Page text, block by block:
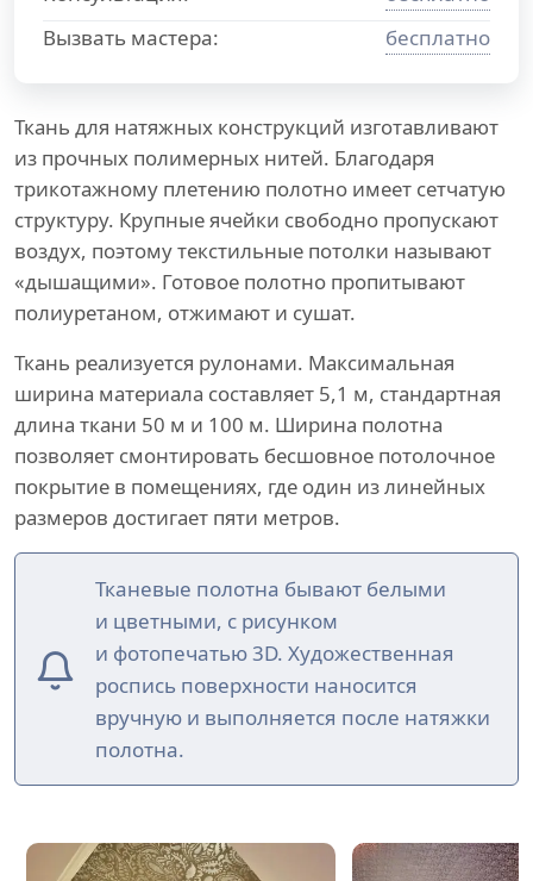
Вызвать мастера:
бесплатно
Ткань для натяжных конструкций изготавливают
из прочных полимерных нитей. Благодаря
трикотажному плетению полотно имеет сетчатую
структуру. Крупные ячейки свободно пропускают
воздух, поэтому текстильные потолки называют
«дышащими». Готовое полотно пропитывают
полиуретаном, отжимают и сушат.
Ткань реализуется рулонами. Максимальная
ширина материала составляет 5,1 м, стандартная
длина ткани 50 м и 100 м. Ширина полотна
позволяет смонтировать бесшовное потолочное
покрытие в помещениях, где один из линейных
размеров достигает пяти метров.
Тканевые полотна бывают белыми
и цветными, с рисунком
и фотопечатью 3D. Художественная
роспись поверхности наносится
вручную и выполняется после натяжки
полотна.